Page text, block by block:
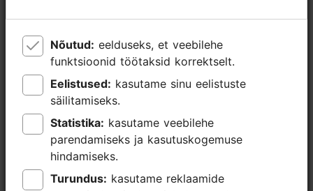
London
-
16
-
Nõutud:
funktsioonid töötaksid korrektselt.
Eelistused:
säilitamiseks.
Statistika:
parendamiseks ja kasutuskogemuse
hindamiseks.
Turundus:
Nõutud:
funktsioonid töötaksid korrektselt.
Eelistused:
säilitamiseks.
Statistika:
parendamiseks ja kasutuskogemuse
hindamiseks.
Turundus: